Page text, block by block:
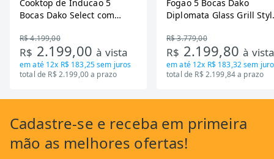
Cooktop de Inducao 5
Bocas Dako Select com
R$ 4.199,00
R$ 2.199,00à vista
em até 12x R$ 183,25sem juros
total de R$ 2.199,00 a prazo
Fogao 5 Bocas Dako
Diplomata Glass Grill
R$ 3.779,00
R$ 2.199,80à
em até 12x R$ 183,32sem
total de R$ 2.199,84 a prazo
Cadastre-se e receba em primeira
mão as melhores ofertas!